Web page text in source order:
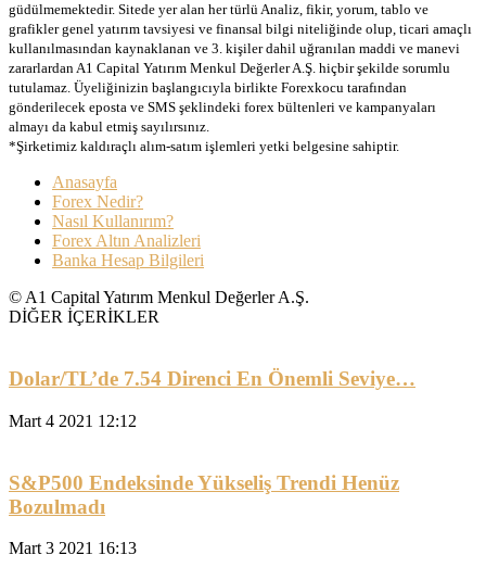
güdülmemektedir. Sitede yer alan her türlü Analiz, fikir, yorum, tablo ve
grafikler genel yatırım tavsiyesi ve finansal bilgi niteliğinde olup, ticari amaçlı
kullanılmasından kaynaklanan ve 3. kişiler dahil uğranılan maddi ve manevi
zararlardan A1 Capital Yatırım Menkul Değerler A.Ş. hiçbir şekilde sorumlu
tutulamaz. Üyeliğinizin başlangıcıyla birlikte Forexkocu tarafından
gönderilecek eposta ve SMS şeklindeki forex bültenleri ve kampanyaları
almayı da kabul etmiş sayılırsınız.
*Şirketimiz kaldıraçlı alım-satım işlemleri yetki belgesine sahiptir.
Anasayfa
Forex Nedir?
Nasıl Kullanırım?
Forex Altın Analizleri
Banka Hesap Bilgileri
© A1 Capital Yatırım Menkul Değerler A.Ş.
DİĞER İÇERİKLER
Dolar/TL’de 7.54 Direnci En Önemli Seviye…
Mart 4 2021 12:12
S&P500 Endeksinde Yükseliş Trendi Henüz
Bozulmadı
Mart 3 2021 16:13